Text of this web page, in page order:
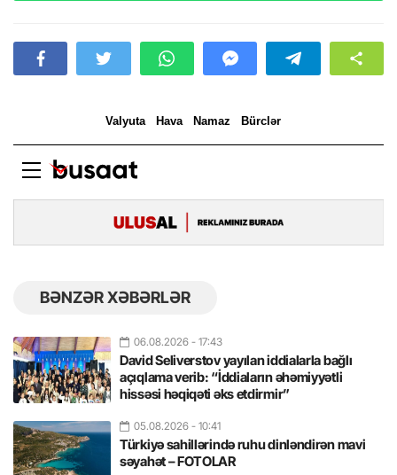
BƏNZƏR XƏBƏRLƏR
06.08.2026 - 17:43
David Seliverstov yayılan iddialarla bağlı
açıqlama verib: “İddiaların əhəmiyyətli
hissəsi həqiqəti əks etdirmir”
05.08.2026 - 10:41
Türkiyə sahillərində ruhu dinləndirən mavi
səyahət – FOTOLAR